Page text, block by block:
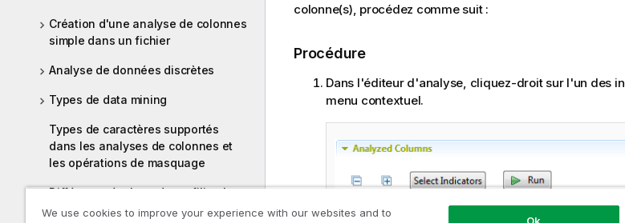
Création d'une analyse de colonnes
simple dans un fichier
Analyse de données discrètes
Types de data mining
Types de caractères supportés
dans les analyses de colonnes et
les opérations de masquage
Différents résultats de profiling lors
de l'exécution d'analyses de
colonne(s), procédez comme suit :
Procédure
Dans l'éditeur d'analyse, cliquez-droit sur l'un des
menu contextuel.
We use cookies to improve your experience with our websites and to